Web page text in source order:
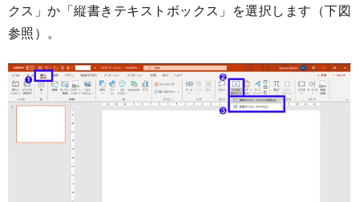
クス」か「縦書きテキストボックス」を選択します（下図
参照）。